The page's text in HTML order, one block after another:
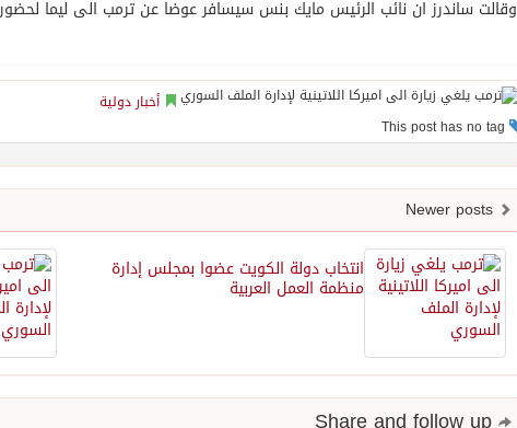
وقالت ساندرز ان نائب الرئيس مايك بنس سيسافر عوضا عن ترمب الى ليما لحضور
أخبار دولية
انتخاب دولة الكويت عضوا بمجلس إدارة
منظمة العمل العربية